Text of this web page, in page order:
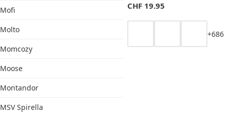
Mofi
Molto
Momcozy
Moose
Montandor
MSV Spirella
CHF 19.95
+686